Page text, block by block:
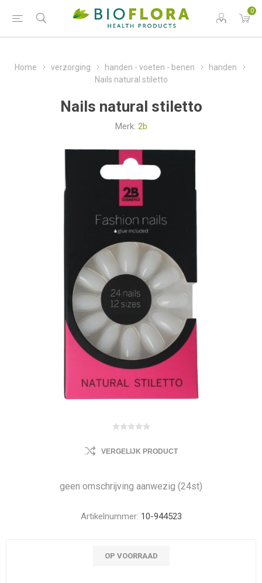
0
Home verzorging handen - voeten - benen
handen
Nails natural stiletto
Nails natural stiletto
Merk: 2b
VERGELIJK PRODUCT
geen omschrijving aanwezig (24st)
Artikelnummer: 10-944523
OP VOORRAAD